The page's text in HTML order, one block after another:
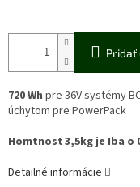
Pridať
720 Wh pre 36V systémy
úchytom pre PowerPack
Homtnosť 3,5kg je Iba o
Detailné informácie